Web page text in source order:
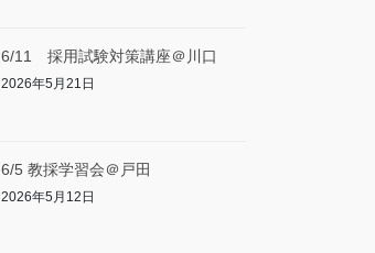
6/11 採用試験対策講座＠川口
2026年5月21日
6/5 教採学習会＠戸田
2026年5月12日